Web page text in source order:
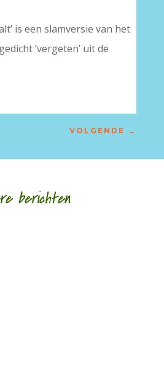
is een slamversie van het
‘vergeten’ uit de
VOLGENDE →
berichten